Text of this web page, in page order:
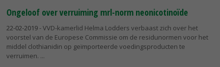
Ongeloof over verruiming mrl-norm neonicotinoïde
22-02-2019- VVD-kamerlid Helma Lodders verbaast zich over het
voorstel van de Europese Commissie om de residunormen voor het
middel clothianidin op geïmporteerde voedingsproducten te
verruimen.